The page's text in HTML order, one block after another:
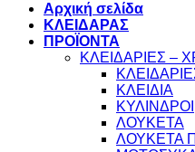
Αρχική σελίδα
ΚΛΕΙΔΑΡΑΣ
ΠΡΟΪΟΝΤΑ
ΚΛΕΙΔΑΡΙΕΣ –
ΚΛΕΙΔΙΑ
ΚΥΛΙΝΔΡΟΙ
ΛΟΥΚΕΤΑ
ΛΟΥΚΕΤΑ